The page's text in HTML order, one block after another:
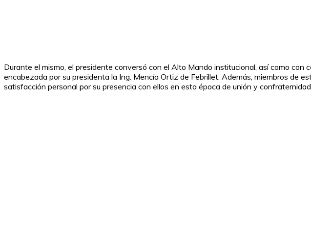
Durante el mismo, el presidente conversó con el Alto Mando institucional, así como con
encabezada por su presidenta la Ing. Mencía Ortiz de Febrillet. Además, miembros de
satisfacción personal por su presencia con ellos en esta época de unión y